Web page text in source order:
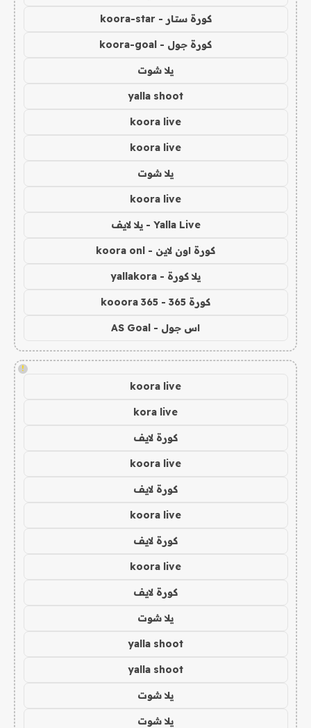
كورة ستار - koora-star
كورة جول - koora-goal
يلا شوت
yalla shoot
koora live
koora live
يلا شوت
koora live
Yalla Live - يلا لايف
كورة اون لاين - koora onl
يلا كورة - yallakora
كورة 365 - kooora 365
اس جول - AS Goal
!
koora live
kora live
كورة لايف
koora live
كورة لايف
koora live
كورة لايف
koora live
كورة لايف
يلا شوت
yalla shoot
yalla shoot
يلا شوت
يلا شوت